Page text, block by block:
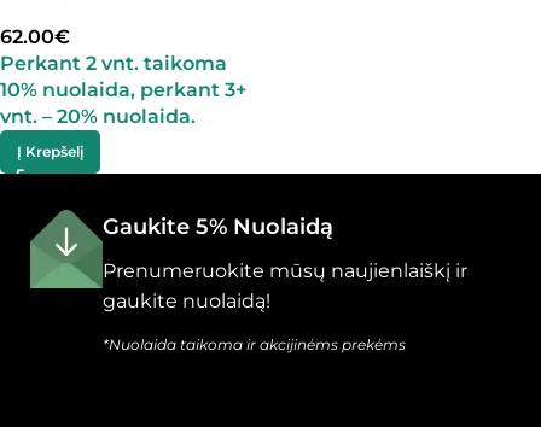
62.00€
Perkant 2 vnt. taikoma
10% nuolaida, perkant 3+
vnt. – 20% nuolaida.
Į Krepšelį
Gaukite 5% Nuolaidą
Prenumeruokite mūsų naujienlaiškį ir
gaukite nuolaidą!
*Nuolaida taikoma ir akcijinėms prekėms